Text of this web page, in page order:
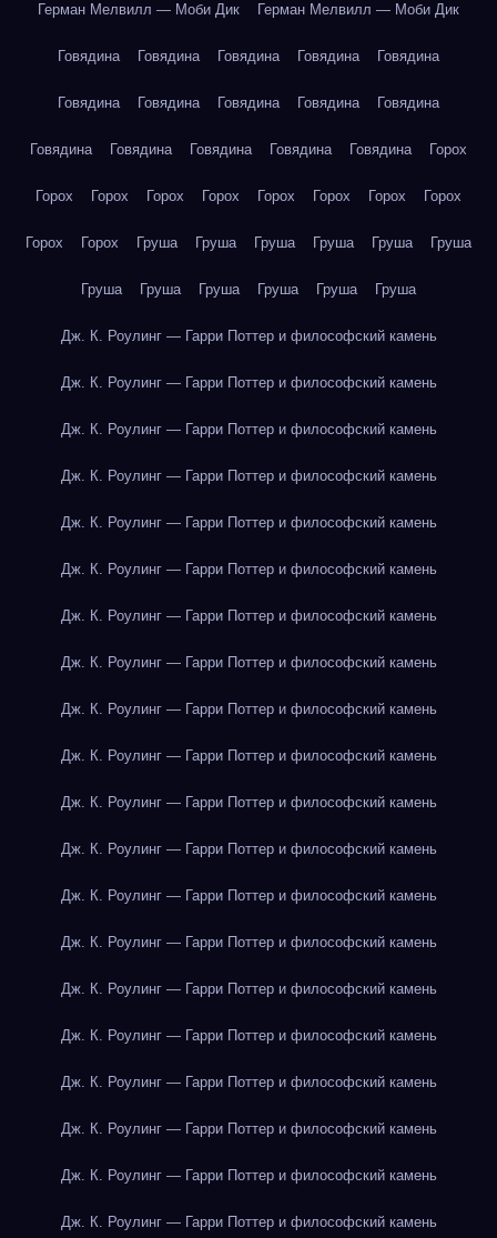
Герман Мелвилл — Моби Дик Герман Мелвилл — Моби Дик
Говядина Говядина Говядина Говядина Говядина
Говядина Говядина Говядина Говядина Говядина
Говядина Говядина Говядина Говядина Говядина Горох
Горох Горох Горох Горох Горох Горох Горох Горох
Горох Горох Груша Груша Груша Груша Груша Груша
Груша Груша Груша Груша Груша Груша
Дж. К. Роулинг — Гарри Поттер и философский камень
Дж. К. Роулинг — Гарри Поттер и философский камень
Дж. К. Роулинг — Гарри Поттер и философский камень
Дж. К. Роулинг — Гарри Поттер и философский камень
Дж. К. Роулинг — Гарри Поттер и философский камень
Дж. К. Роулинг — Гарри Поттер и философский камень
Дж. К. Роулинг — Гарри Поттер и философский камень
Дж. К. Роулинг — Гарри Поттер и философский камень
Дж. К. Роулинг — Гарри Поттер и философский камень
Дж. К. Роулинг — Гарри Поттер и философский камень
Дж. К. Роулинг — Гарри Поттер и философский камень
Дж. К. Роулинг — Гарри Поттер и философский камень
Дж. К. Роулинг — Гарри Поттер и философский камень
Дж. К. Роулинг — Гарри Поттер и философский камень
Дж. К. Роулинг — Гарри Поттер и философский камень
Дж. К. Роулинг — Гарри Поттер и философский камень
Дж. К. Роулинг — Гарри Поттер и философский камень
Дж. К. Роулинг — Гарри Поттер и философский камень
Дж. К. Роулинг — Гарри Поттер и философский камень
Дж. К. Роулинг — Гарри Поттер и философский камень